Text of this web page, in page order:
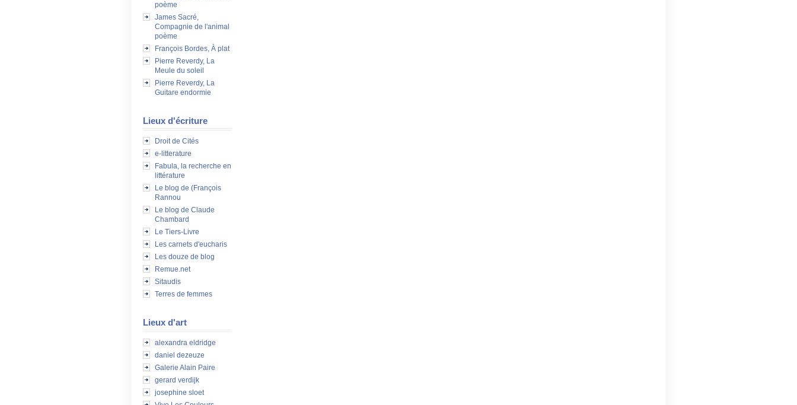
poème
James Sacré,
Compagnie de l'animal
poème
François Bordes, À plat
Pierre Reverdy, La
Meule du soleil
Pierre Reverdy, La
Guitare endormie
Lieux d'écriture
Droit de Cités
e-litterature
Fabula, la recherche en
littérature
Le blog de (François
Rannou
Le blog de Claude
Chambard
Le Tiers-Livre
Les carnets d'eucharis
Les douze de blog
Remue.net
Sitaudis
Terres de femmes
Lieux d'art
alexandra eldridge
daniel dezeuze
Galerie Alain Paire
gerard verdijk
josephine sloet